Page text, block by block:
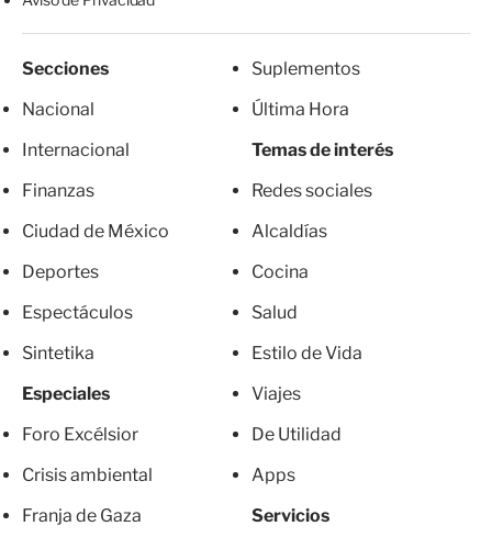
Secciones
Nacional
Internacional
Finanzas
Ciudad de México
Deportes
Espectáculos
Sintetika
Especiales
Foro Excélsior
Crisis ambiental
Franja de Gaza
Suplementos
Última Hora
Temas de interés
Redes sociales
Alcaldías
Cocina
Salud
Estilo de Vida
Viajes
De Utilidad
Apps
Servicios